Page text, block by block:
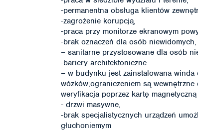
-permanentna obsługa klientów
-zagrożenie korupcją,
-praca przy monitorze ekranowym
-brak oznaczeń dla osób
– sanitarne przystosowane dla osób
-bariery architektoniczne
– w budynku jest zainstalowana
wózków;ograniczeniem są
weryfikacja poprzez kartę magnetyczną
- drzwi masywne,
-brak specjalistycznych urządzeń
głuchoniemym